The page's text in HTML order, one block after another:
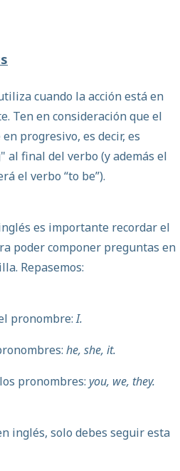
cuando la acción está en
Ten en consideración que el
progresivo, es decir, es
al final del verbo (y además el
el verbo “to be”).
es importante recordar el
poder componer preguntas en
Repasemos:
pronombre:I.
he, she, it.
pronombres: you, we, they.
inglés, solo debes seguir esta